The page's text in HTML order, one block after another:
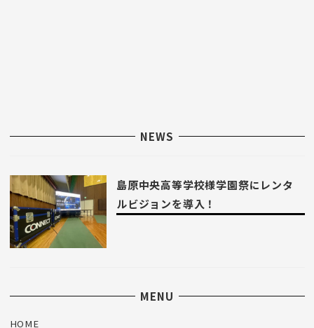
NEWS
島原中央高等学校様学園祭にレンタ
ルビジョンを導入！
MENU
HOME